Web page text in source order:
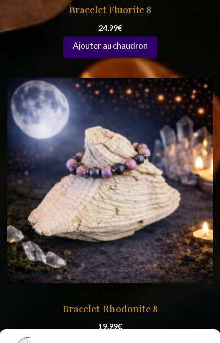
Bracelet Fluorite 8
24,99€
Bracelet Rhodonite 8
19,99€